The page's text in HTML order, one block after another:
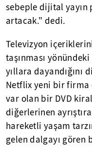
sebeple dijital yayın
artacak." dedi.
Televizyon
taşınması
yıllara dayandığını
Netflix yeni bir firma
var olan bir DVD
diğerlerinen
hareketli yaşam
gelen dalgayı gören